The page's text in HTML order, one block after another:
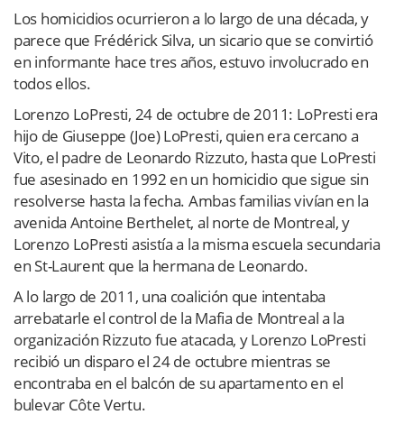
Los homicidios ocurrieron a lo largo de una década, y
parece que Frédérick Silva, un sicario que se convirtió
en informante hace tres años, estuvo involucrado en
todos ellos.
Lorenzo LoPresti, 24 de octubre de 2011: LoPresti era
hijo de Giuseppe (Joe) LoPresti, quien era cercano a
Vito, el padre de Leonardo Rizzuto, hasta que LoPresti
fue asesinado en 1992 en un homicidio que sigue sin
resolverse hasta la fecha. Ambas familias vivían en la
avenida Antoine Berthelet, al norte de Montreal, y
Lorenzo LoPresti asistía a la misma escuela secundaria
en St-Laurent que la hermana de Leonardo.
A lo largo de 2011, una coalición que intentaba
arrebatarle el control de la Mafia de Montreal a la
organización Rizzuto fue atacada, y Lorenzo LoPresti
recibió un disparo el 24 de octubre mientras se
encontraba en el balcón de su apartamento en el
bulevar Côte Vertu.